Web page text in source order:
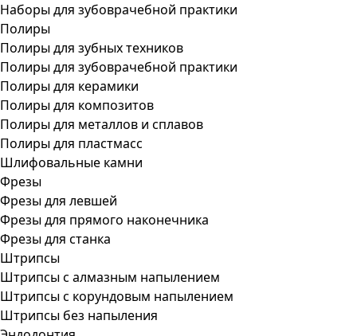
Наборы для зубоврачебной практики
Полиры
Полиры для зубных техников
Полиры для зубоврачебной практики
Полиры для керамики
Полиры для композитов
Полиры для металлов и сплавов
Полиры для пластмасс
Шлифовальные камни
Фрезы
Фрезы для левшей
Фрезы для прямого наконечника
Фрезы для станка
Штрипсы
Штрипсы c алмазным напылением
Штрипсы c корундовым напылением
Штрипсы без напыления